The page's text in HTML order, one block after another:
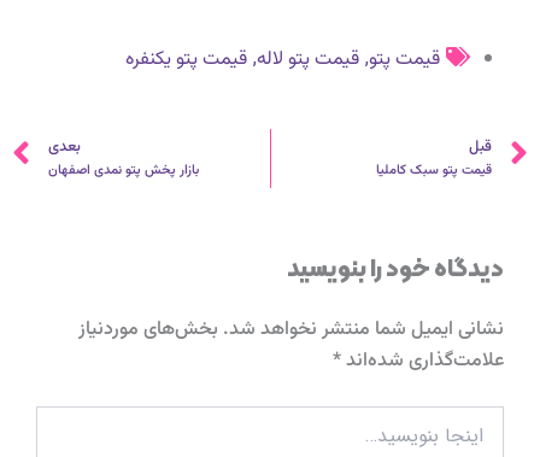
قیمت پتو, قیمت پتو لاله, قیمت پتو یکنفره
قبلی
قبل
قیمت پتو سبک کاملیا
بعدی
بازار پخش پتو نمدی اصفهان
دیدگاه‌ خود را بنویسید
نشانی ایمیل شما منتشر نخواهد شد. بخش‌های موردنیاز
علامت‌گذاری شده‌اند*
بنویسید…